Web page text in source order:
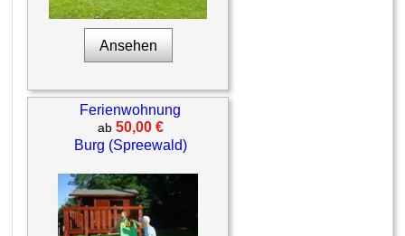
Ansehen
Ferienwohnung
ab 50,00 €
Burg (Spreewald)